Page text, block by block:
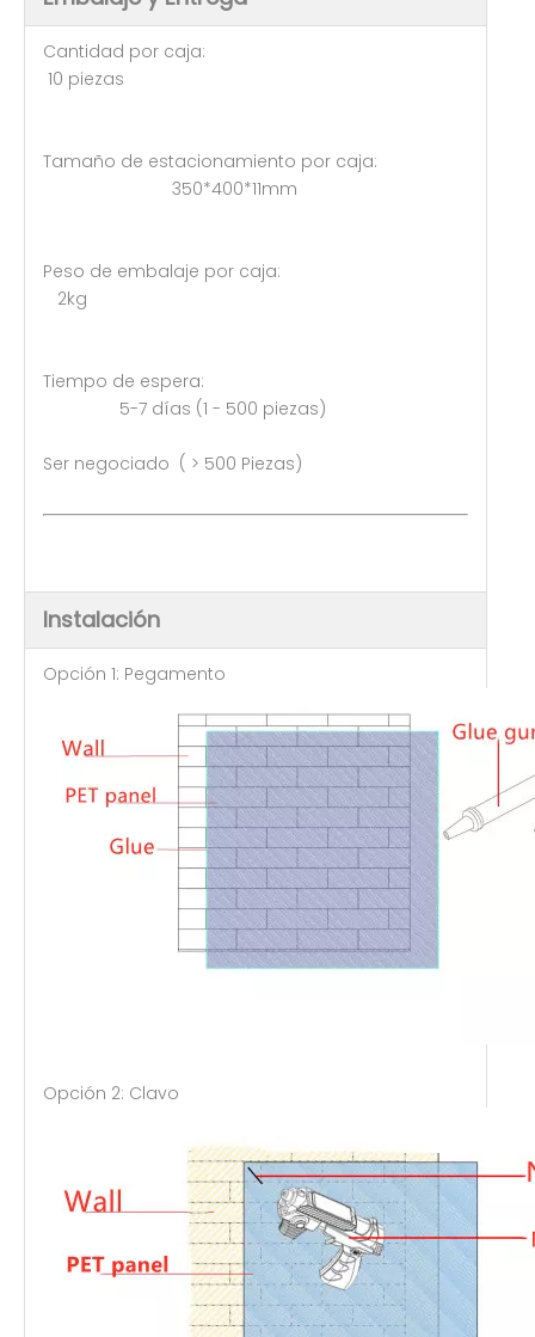
Cantidad por caja:
10 piezas
Tamaño de estacionamiento por caja:
350*400*11mm
Peso de embalaje por caja:
2kg
Tiempo de espera:
5-7 días (1 - 500 piezas)
Ser negociado ( > 500 Piezas)
Instalación
Opción 1: Pegamento
Opción 2: Clavo